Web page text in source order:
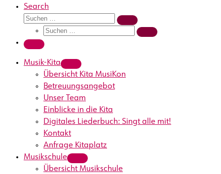
Search
Suche
Suchen …
Suche
Suchen …
Menü
Musik-Kita
Übersicht Kita MusiKon
Betreuungsangebot
Unser Team
Einblicke in die Kita
Digitales Liederbuch: Singt alle mit!
Kontakt
Anfrage Kitaplatz
Musikschule
Übersicht Musikschule